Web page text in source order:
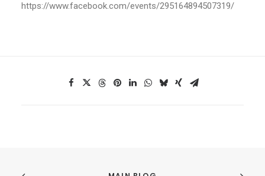
https://www.facebook.com/events/295164894507319/